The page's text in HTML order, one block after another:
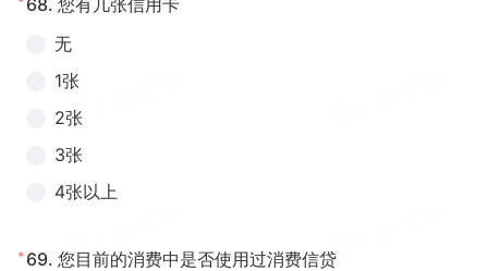
68. 您有几张信用卡
无
1张
2张
3张
4张以上
* 69. 您目前的消费中是否使用过消费信贷